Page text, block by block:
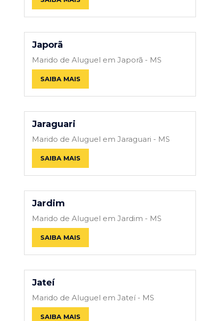
Japorã
Marido de Aluguel em Japorã - MS
SAIBA MAIS
Jaraguari
Marido de Aluguel em Jaraguari - MS
SAIBA MAIS
Jardim
Marido de Aluguel em Jardim - MS
SAIBA MAIS
Jateí
Marido de Aluguel em Jateí - MS
SAIBA MAIS